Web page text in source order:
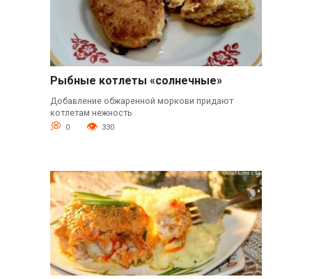
Рыбные котлеты «солнечные»
Добавление обжаренной моркови придают
котлетам нежность
0 330